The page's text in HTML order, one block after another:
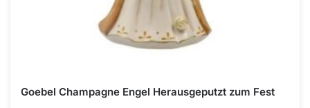
Goebel Champagne Engel Herausgeputzt zum Fest